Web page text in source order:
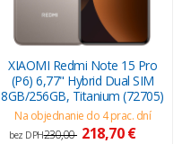
XIAOMI Redmi Note 15 Pro
(P6) 6,77" Hybrid Dual SIM
8GB/256GB, Titanium (72705)
Na objednanie do 4 prac. dní
bez DPH230,00 218,70 €